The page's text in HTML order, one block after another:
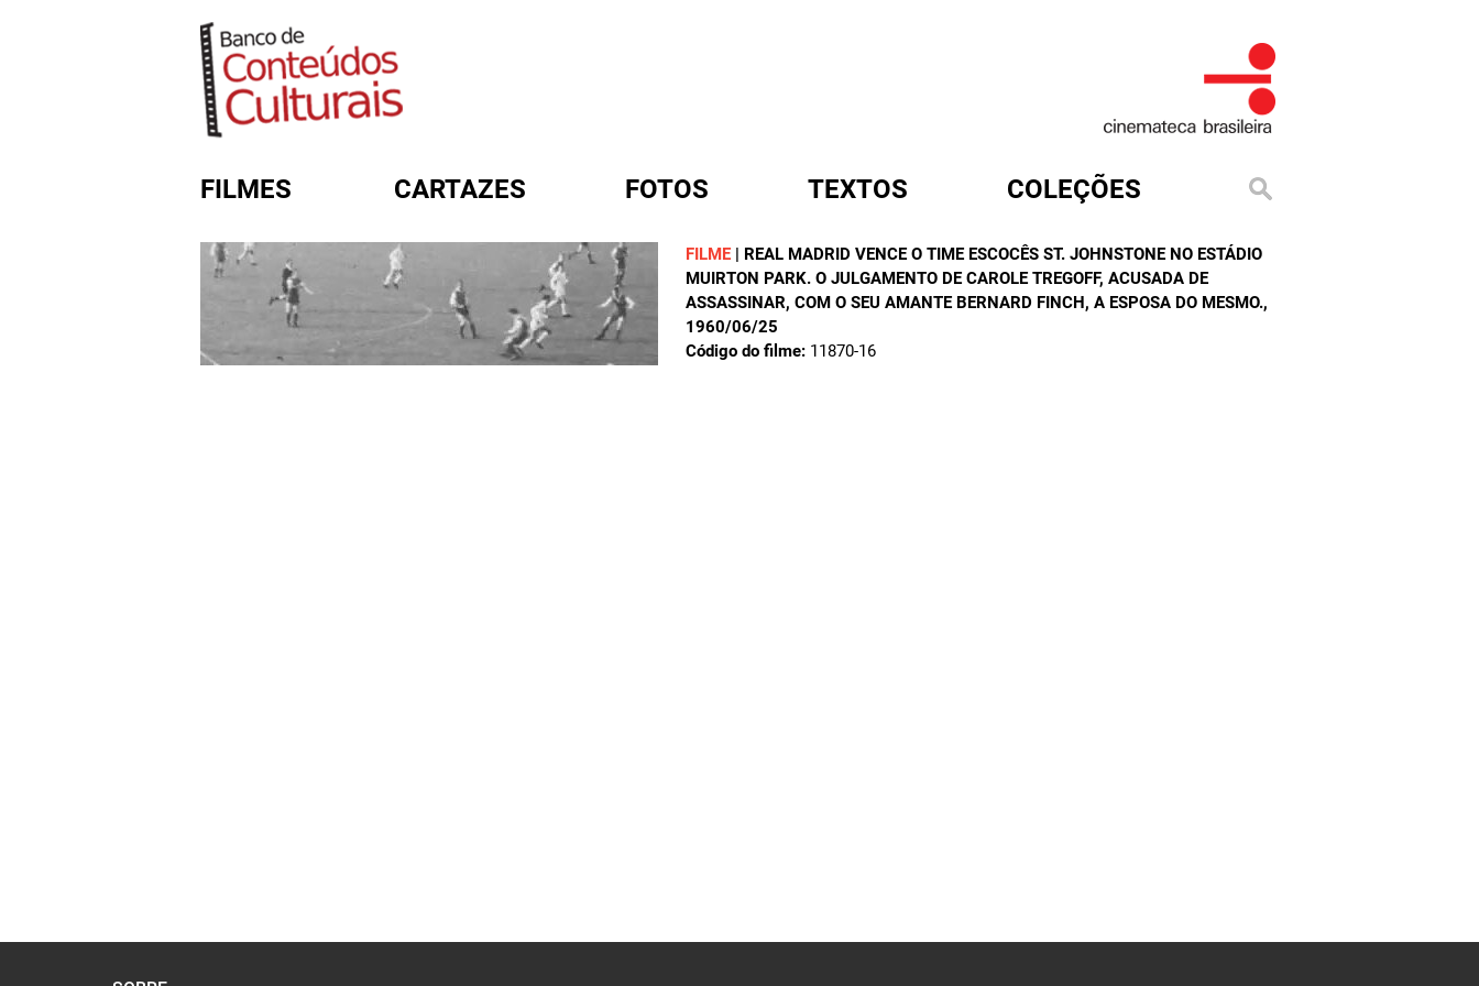
FILMES CARTAZES FOTOS TEXTOS COLEÇÕES
FILME | REAL MADRID VENCE O TIME ESCOCÊS ST. JOHNSTONE NO ESTÁDIO
MUIRTON PARK. O JULGAMENTO DE CAROLE TREGOFF, ACUSADA DE
ASSASSINAR, COM O SEU AMANTE BERNARD FINCH, A ESPOSA DO MESMO.,
1960/06/25
Código do filme: 11870-16
FORMULÁRIO DE BUSCA